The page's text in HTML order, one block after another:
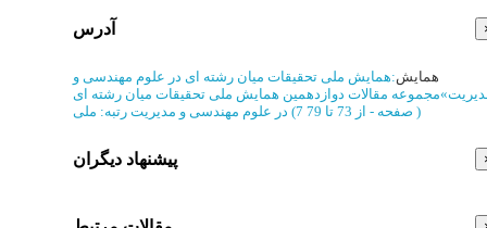
آدرس
همایش:همایش ملی تحقیقات میان رشته ای در علوم مهندسی و
»مجموعه مقالات دوازدهمین همایش ملی تحقیقات میان رشته ای
در علوم مهندسی و مدیریت رتبه: ملی (‎7 صفحه - )
پیشنهاد دیگران